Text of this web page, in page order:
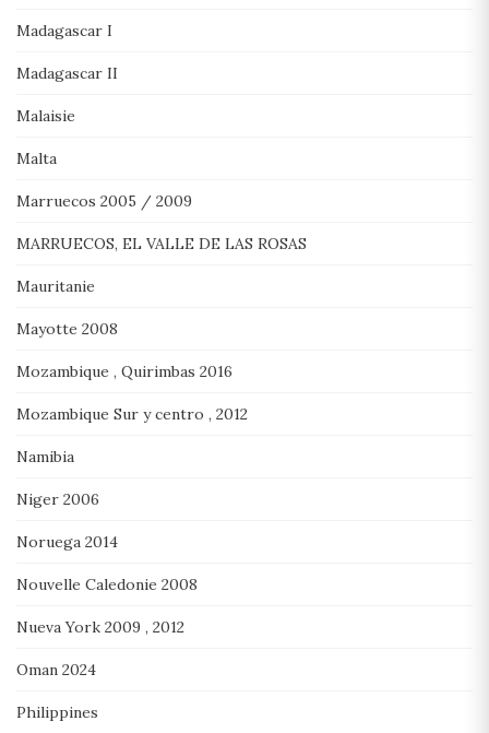
Madagascar I
Madagascar II
Malaisie
Malta
Marruecos 2005 / 2009
MARRUECOS, EL VALLE DE LAS ROSAS
Mauritanie
Mayotte 2008
Mozambique , Quirimbas 2016
Mozambique Sur y centro , 2012
Namibia
Niger 2006
Noruega 2014
Nouvelle Caledonie 2008
Nueva York 2009 , 2012
Oman 2024
Philippines